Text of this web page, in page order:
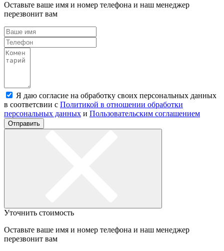
Оставьте ваше имя и номер телефона и наш менеджер
перезвонит вам
Я даю согласие на обработку своих персональных данных
в соответсвии с Политикой в отношении обработки
персональных данных и Пользовательским соглашением
Отправить
Уточнить стоимость
Оставьте ваше имя и номер телефона и наш менеджер
перезвонит вам